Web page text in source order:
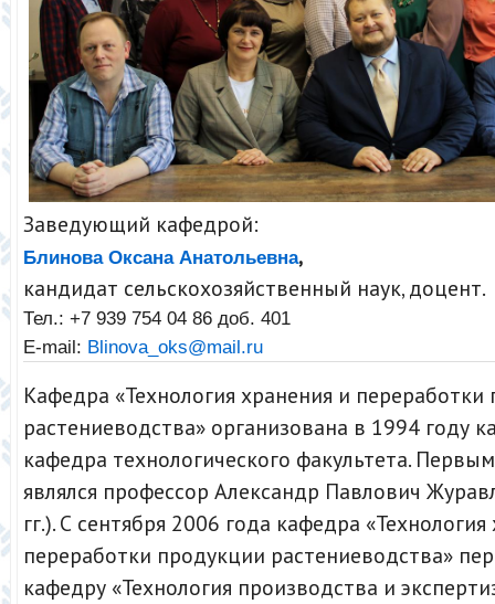
Заведующий кафедрой:
Блинова Оксана Анатольевна,
кандидат сельскохозяйственный наук, доцент.
Тел.: +7 939 754 04 86 доб. 401
E-mail: Blinova_oks@mail.ru
Кафедра «Технология хранения и
растениеводства» организована в 1994 году
кафедра технологического факультета.
являлся профессор Александр Павлович
гг.). С сентября 2006 года кафедра
переработки продукции растениеводства»
кафедру «Технология производства и